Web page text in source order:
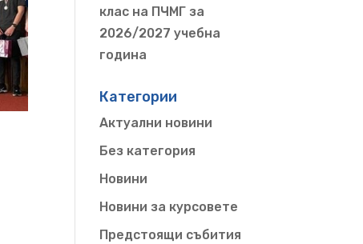
клас на ПЧМГ за
2026/2027 учебна
година
Категории
Актуални новини
Без категория
Новини
Новини за курсовете
Предстоящи събития